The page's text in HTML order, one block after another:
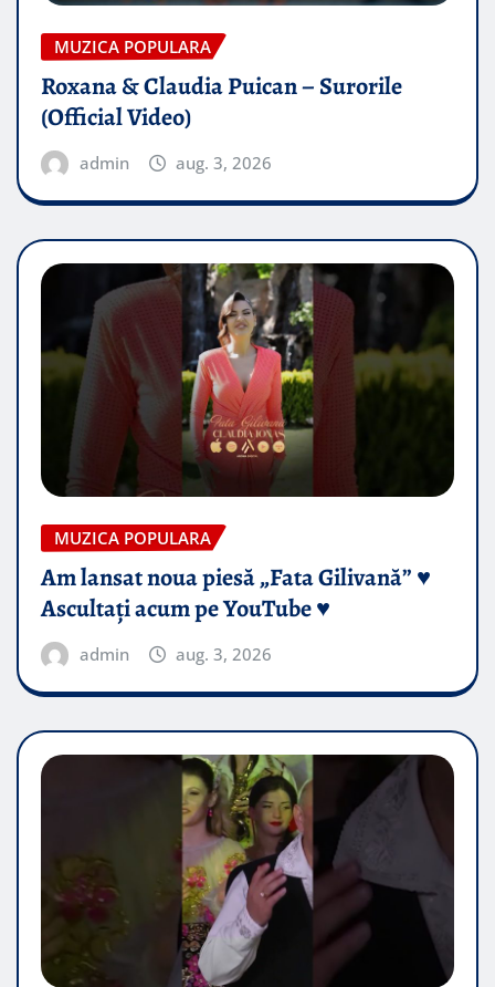
MUZICA POPULARA
Roxana & Claudia Puican – Surorile
(Official Video)
admin aug. 3, 2026
MUZICA POPULARA
Am lansat noua piesă „Fata Gilivană” ♥️
Ascultați acum pe YouTube ♥️
admin aug. 3, 2026